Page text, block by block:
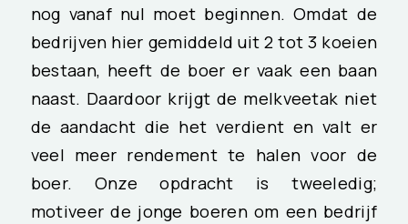
nog vanaf nul moet beginnen. Omdat de
bedrijven hier gemiddeld uit 2 tot 3 koeien
bestaan, heeft de boer er vaak een baan
naast. Daardoor krijgt de melkveetak niet
de aandacht die het verdient en valt er
veel meer rendement te halen voor de
boer. Onze opdracht is tweeledig;
motiveer de jonge boeren om een bedrijf